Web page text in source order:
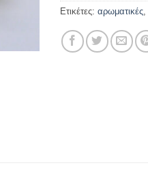
Ετικέτες: αρωματικές